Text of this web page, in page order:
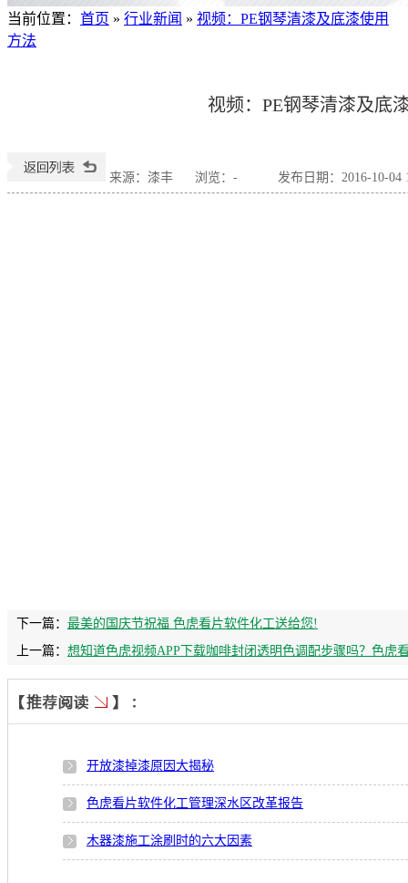
当前位置 ： 首页 » 行业新闻 » 视频：PE钢琴清漆及底漆使用
方法
视频：PE钢琴清漆及底
来源：漆丰 浏览： - 发布日期：2016-10-04
下一篇： 最美的国庆节祝福 色虎看片软件化工送给您!
上一篇： 想知道色虎视频APP下载咖啡封闭透明色调配步骤吗？色虎
开放漆掉漆原因大揭秘
色虎看片软件化工管理深水区改革报告
木器漆施工涂刷时的六大因素